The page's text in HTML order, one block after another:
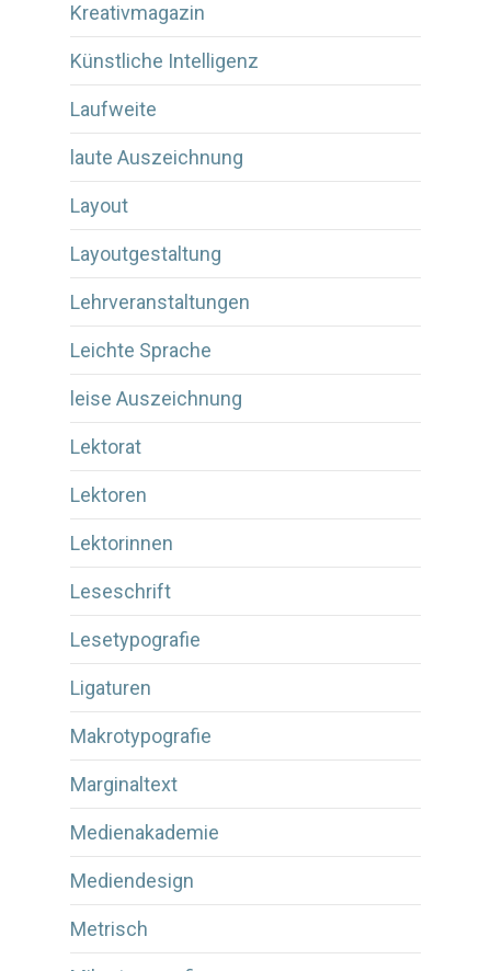
Kreativmagazin
Künstliche Intelligenz
Laufweite
laute Auszeichnung
Layout
Layoutgestaltung
Lehrveranstaltungen
Leichte Sprache
leise Auszeichnung
Lektorat
Lektoren
Lektorinnen
Leseschrift
Lesetypografie
Ligaturen
Makrotypografie
Marginaltext
Medienakademie
Mediendesign
Metrisch